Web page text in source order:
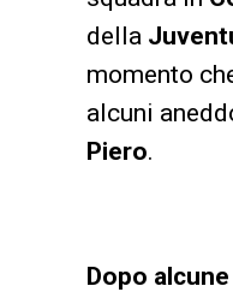
della
momento
alcuni
Piero.
Dopo